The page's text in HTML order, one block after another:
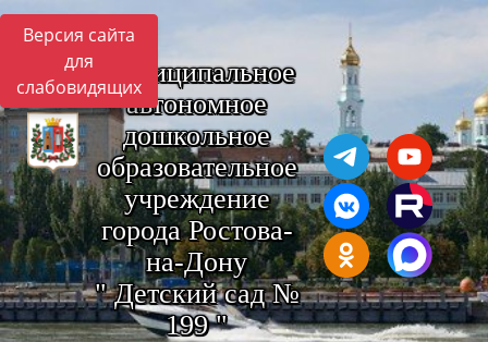
Версия сайта
для
слабовидящихМуниципальное
автономное
дошкольное
образовательное
учреждение
города Ростова-
на-Дону
" Детский сад №
199 "